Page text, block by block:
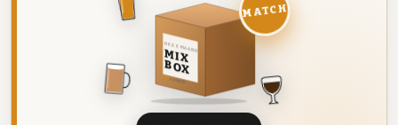
DEZE MAAND
MIX
BOX
8 BIEREN
MATCH